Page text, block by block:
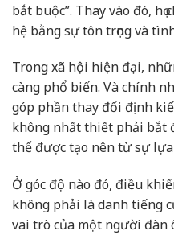
bắt buộc”. Thay vào đó,
hệ bằng sự tôn trọng và
Trong xã hội hiện đại,
càng phổ biến. Và chính
góp phần thay đổi định
không nhất thiết phải bắt
thể được tạo nên từ sự lựa
Ở góc độ nào đó, điều
không phải là danh tiếng
vai trò của một người đàn